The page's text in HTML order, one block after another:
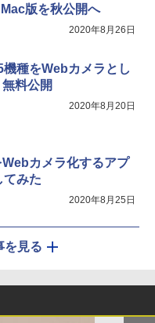
版を秋公開へ
2020年8月26日
種をWebカメラとし
料公開
2020年8月20日
カメラ化するアプ
てみた
2020年8月25日
を見る